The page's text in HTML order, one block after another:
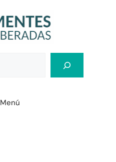
Menú